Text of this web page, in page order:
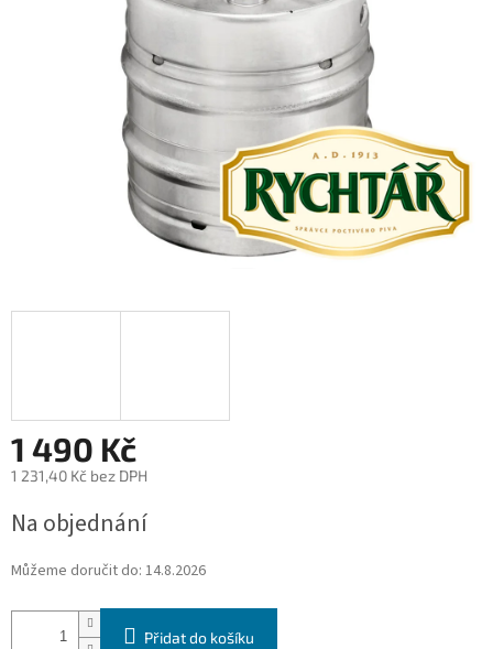
1 490 Kč
1 231,40 Kč bez DPH
cena:
Na objednání
Můžeme doručit do: 14.8.2026
Přidat do košíku